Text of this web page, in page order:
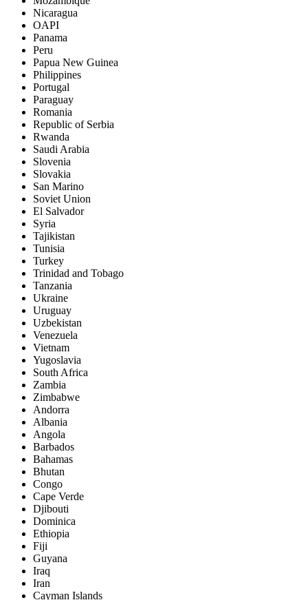
Nicaragua
OAPI
Panama
Peru
Papua New Guinea
Philippines
Portugal
Paraguay
Romania
Republic of Serbia
Rwanda
Saudi Arabia
Slovenia
Slovakia
San Marino
Soviet Union
El Salvador
Syria
Tajikistan
Tunisia
Turkey
Trinidad and Tobago
Tanzania
Ukraine
Uruguay
Uzbekistan
Venezuela
Vietnam
Yugoslavia
South Africa
Zambia
Zimbabwe
Andorra
Albania
Angola
Barbados
Bahamas
Bhutan
Congo
Cape Verde
Djibouti
Dominica
Ethiopia
Fiji
Guyana
Iraq
Iran
Cayman Islands